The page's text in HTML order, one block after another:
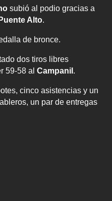
subió al podio gracias a
Alto.
de bronce.
dos tiros libres
59-58 al Campanil .
cinco asistencias y un
un par de entregas